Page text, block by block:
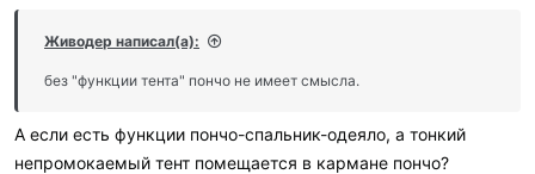
Живодер написал(а):
без "функции тента" пончо не имеет смысла.
А если есть функции пончо-спальник-одеяло, а тонкий
непромокаемый тент помещается в кармане пончо?